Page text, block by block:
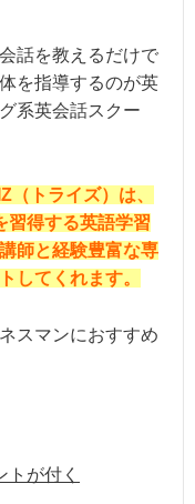
話を教えるだけで
を指導するのが英
系英会話スクー
トライズ）は、
習得する英語学習
師と経験豊富な専
してくれます。
スマンにおすすめ
が付く